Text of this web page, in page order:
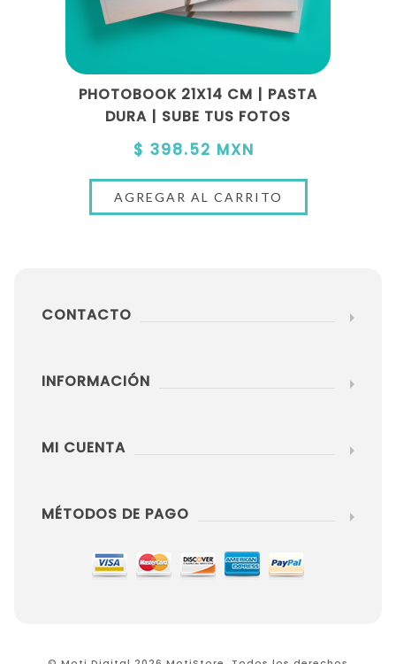
PHOTOBOOK 21X14 CM | PASTA
DURA | SUBE TUS FOTOS
$ 398.52 MXN
CONTACTO
INFORMACIÓN
MI CUENTA
MÉTODOS DE PAGO